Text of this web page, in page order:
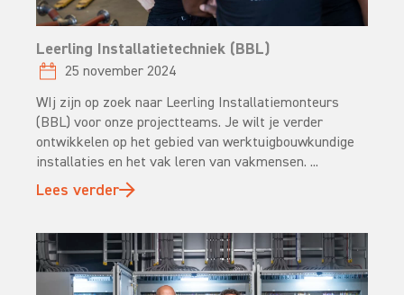
Leerling Installatietechniek (BBL)
25 november 2024
WIj zijn op zoek naar Leerling Installatiemonteurs
(BBL) voor onze projectteams. Je wilt je verder
ontwikkelen op het gebied van werktuigbouwkundige
installaties en het vak leren van vakmensen. ...
Lees verder